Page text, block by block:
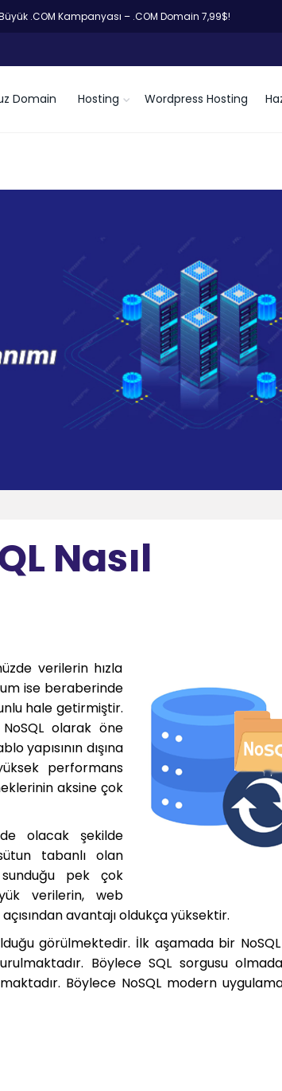
.COM Kampanyası – .COM Domain 7,99$!
Domain Hosting Wordpress Hosting
Nasıl
verilerin hızla
ise beraberinde
hale getirmiştir.
olarak öne
yapısının dışına
performans
aksine çok
olacak şekilde
tabanlı olan
pek çok
verilerin, web
avantajı oldukça yüksektir.
görülmektedir. İlk aşamada bir
Böylece SQL sorgusu
Böylece NoSQL modern